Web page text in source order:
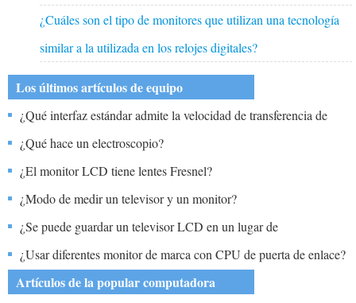
¿Cuáles son el tipo de monitores que utilizan una tecnología
similar a la utilizada en los relojes digitales?
Los últimos artículos de equipo
¿Qué interfaz estándar admite la velocidad de transferencia de
datos más alta?
¿Qué hace un electroscopio?
¿El monitor LCD tiene lentes Fresnel?
¿Modo de medir un televisor y un monitor?
¿Se puede guardar un televisor LCD en un lugar de
almacenamiento?
¿Usar diferentes monitor de marca con CPU de puerta de enlace?
Artículos de la popular computadora